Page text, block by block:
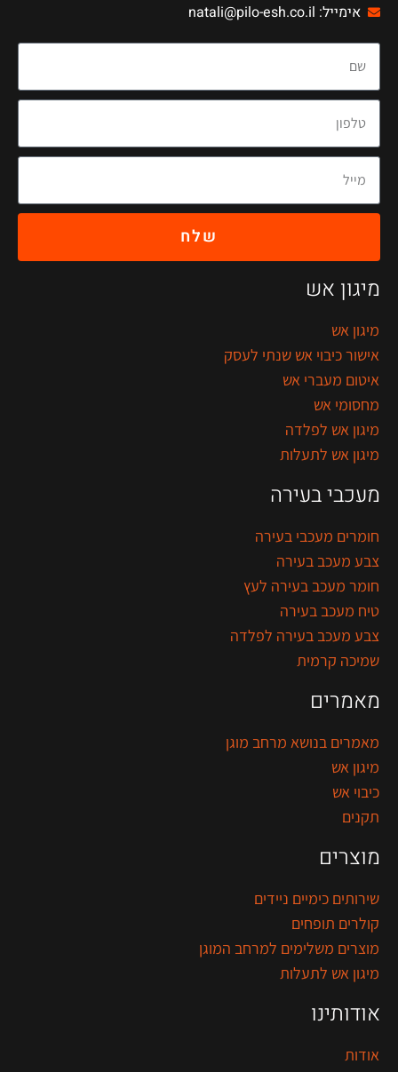
אימייל: natali@pilo-esh.co.il
שלח
מיגון אש
מיגון אש
אישור כיבוי אש שנתי לעסק
איטום מעברי אש
מחסומי אש
מיגון אש לפלדה
מיגון אש לתעלות
מעכבי בעירה
חומרים מעכבי בעירה
צבע מעכב בעירה
חומר מעכב בעירה לעץ
טיח מעכב בעירה
צבע מעכב בעירה לפלדה
שמיכה קרמית
מאמרים
מאמרים בנושא מרחב מוגן
מיגון אש
כיבוי אש
תקנים
מוצרים
שירותים כימיים ניידים
קולרים תופחים
מוצרים משלימים למרחב המוגן
מיגון אש לתעלות
אודותינו
אודות